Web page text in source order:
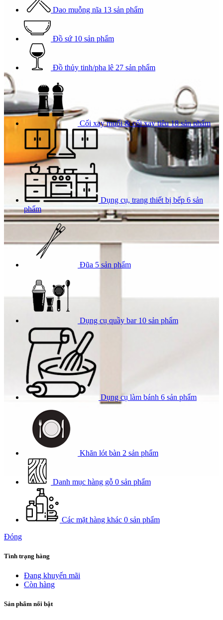
Dao muỗng nĩa 13 sản phẩm
Đồ sứ 10 sản phẩm
Đồ thủy tinh/pha lê 27 sản phẩm
Cối xay muối & cối xay tiêu 18 sản phẩm
Dụng cụ, trang thiết bị bếp 6 sản
phẩm
Đũa 5 sản phẩm
Dụng cụ quầy bar 10 sản phẩm
Dụng cụ làm bánh 6 sản phẩm
Khăn lót bàn 2 sản phẩm
Danh mục hàng gỗ 0 sản phẩm
Các mặt hàng khác 0 sản phẩm
Đóng
Tình trạng hàng
Đang khuyến mãi
Còn hàng
Sản phẩm nổi bật